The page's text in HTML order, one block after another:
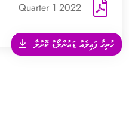
2022 Quarter 1
ހުރިހާ ފައިލެއް ޑައުންލޯޑް ކޮށްލާ